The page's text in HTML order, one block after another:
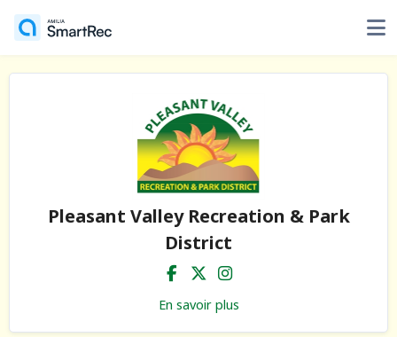
Pleasant Valley Recreation & Park
District
En savoir plus